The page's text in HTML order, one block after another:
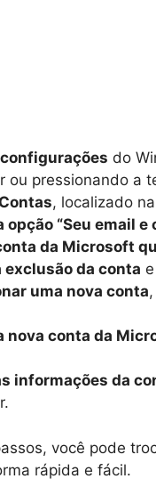
do
ou pressionando a
, localizado
opção “Seu email e
da Microsoft
exclusão da conta
uma nova conta
nova conta da
informações da
você pode
rápida e fácil.